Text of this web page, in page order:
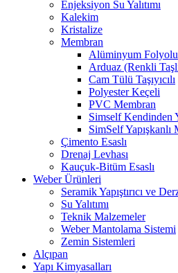
Enjeksiyon Su Yalıtımı
Kalekim
Kristalize
Membran
Alüminyum Folyolu
Arduaz (Renkli
Cam Tülü Taşıyıcılı
Polyester Keçeli
PVC Membran
Simself Kendinden
SimSelf Yapışkanlı
Çimento Esaslı
Drenaj Levhası
Kauçuk-Bitüm Esaslı
Weber Ürünleri
Seramik Yapıştırıcı ve
Su Yalıtımı
Teknik Malzemeler
Weber Mantolama Sistemi
Zemin Sistemleri
Alçıpan
Yapı Kimyasalları